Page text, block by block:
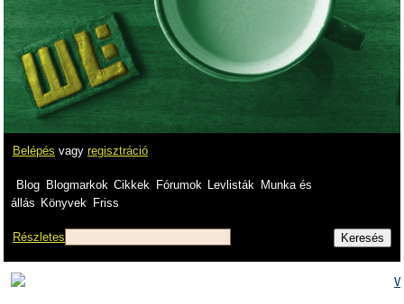
Belépés vagy regisztráció
Blog Blogmarkok Cikkek Fórumok Levlisták
Munka és
állás Könyvek Friss
Részletes